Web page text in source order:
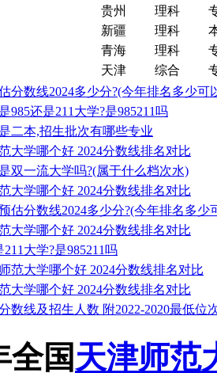
贵州 理科
新疆 理科
青海 理科
天津 综合
分数线2024多少分?(今年排名多少可
985还是211大学?是985211吗
二本,招生批次有哪些专业
大学哪个好 2024分数线排名对比
双一流大学吗?(属于什么档次水)
大学哪个好 2024分数线排名对比
估分数线2024多少分?(今年排名多少
大学哪个好 2024分数线排名对比
大学?是985211吗
范大学哪个好 2024分数线排名对比
大学哪个好 2024分数线排名对比
数线及招生人数 附2022-2020最低位
全国天津师范